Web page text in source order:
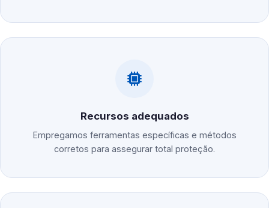
Recursos adequados
Empregamos ferramentas específicas e métodos
corretos para assegurar total proteção.